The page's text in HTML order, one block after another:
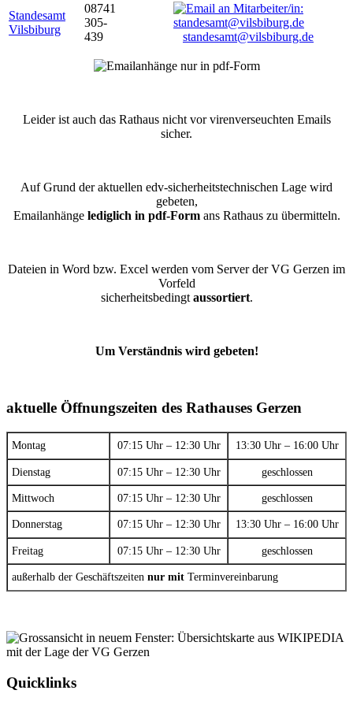
Standesamt
Vilsbiburg
08741
305-
439
standesamt@vilsbiburg.de
Leider ist auch das Rathaus nicht vor virenverseuchten Emails
sicher.
Auf Grund der aktuellen edv-sicherheitstechnischen Lage wird
gebeten,
Emailanhänge lediglich in pdf-Formans Rathaus zu übermitteln.
Dateien in Word bzw. Excel werden vom Server der VG Gerzen im
Vorfeld
sicherheitsbedingt aussortiert.
Um Verständnis wird gebeten!
aktuelle Öffnungszeiten des Rathauses Gerzen
Montag 07:15 Uhr – 12:30 Uhr 13:30 Uhr – 16:00 Uhr
Dienstag 07:15 Uhr – 12:30 Uhr geschlossen
Mittwoch 07:15 Uhr – 12:30 Uhr geschlossen
Donnerstag 07:15 Uhr – 12:30 Uhr 13:30 Uhr – 16:00 Uhr
Freitag 07:15 Uhr – 12:30 Uhr geschlossen
außerhalb der Geschäftszeiten nur mit Terminvereinbarung
Quicklinks